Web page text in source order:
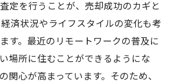
定を行うことが、売却成功のカギと
済状況やライフスタイルの変化も考
す。最近のリモートワークの普及に
場所に住むことができるようにな
関心が高まっています。そのため、